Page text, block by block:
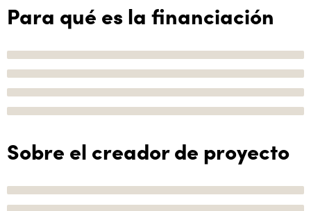
Para qué es la financiación
Sobre el creador de proyecto